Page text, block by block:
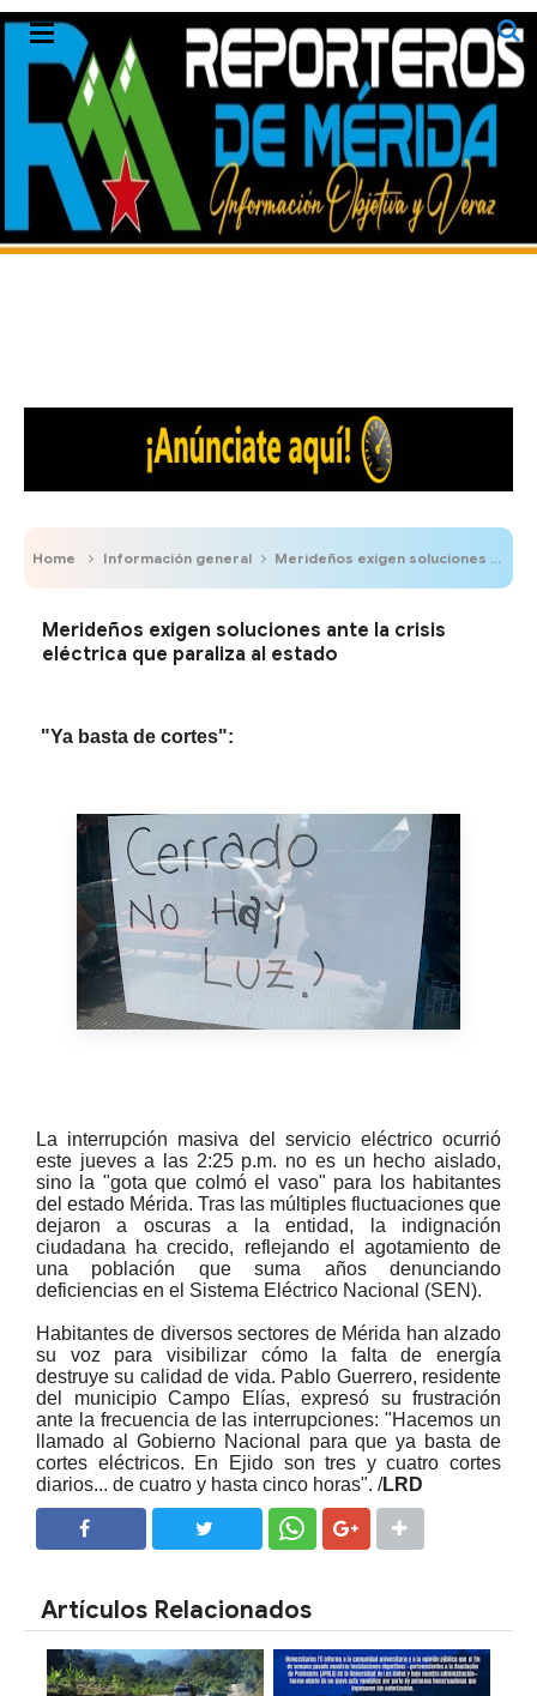
Home Información general Merideños exigen soluciones ante la crisis eléctrica que paraliza al estado
Merideños exigen soluciones ante la crisis
eléctrica que paraliza al estado
"Ya basta de cortes":
La interrupción masiva del servicio eléctrico ocurrió
este jueves a las 2:25 p.m. no es un hecho aislado,
sino la "gota que colmó el vaso" para los habitantes
del estado Mérida. Tras las múltiples fluctuaciones que
dejaron a oscuras a la entidad, la indignación
ciudadana ha crecido, reflejando el agotamiento de
una población que suma años denunciando
deficiencias en el Sistema Eléctrico Nacional (SEN).
Habitantes de diversos sectores de Mérida han alzado
su voz para visibilizar cómo la falta de energía
destruye su calidad de vida. Pablo Guerrero, residente
del municipio Campo Elías, expresó su frustración
ante la frecuencia de las interrupciones: "Hacemos un
llamado al Gobierno Nacional para que ya basta de
cortes eléctricos. En Ejido son tres y cuatro cortes
diarios... de cuatro y hasta cinco horas". /LRD
Artículos Relacionados